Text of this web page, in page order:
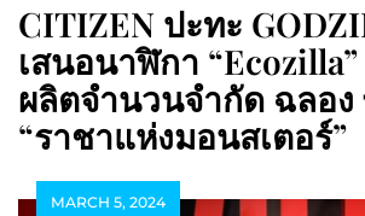
CITIZEN ปะทะ
เสนอนาฬิกา
ผลิตจำนวนจำกัด ฉลอง
“ราชาแห่งมอนสเตอร์”
MARCH 5, 2024